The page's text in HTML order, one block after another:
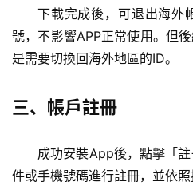
下載完成後，可退出海外
號，不影響APP正常使用。但
是需要切換回海外地區的ID。
三、帳戶註冊
成功安裝App後，點擊「
件或手機號碼進行註冊，並依照